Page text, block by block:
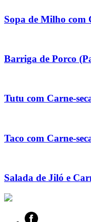
Sopa de Milho com
Barriga de Porco
Tutu com Carne-
Taco com Carne-
Salada de Jiló e